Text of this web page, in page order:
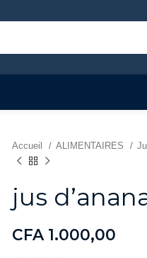
Accueil ALIMENTAIRES
jus
CFA 1.000,00